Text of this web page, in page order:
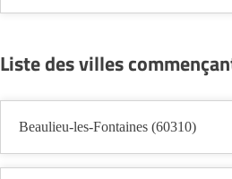
Liste des villes
Beaulieu-les-Fontaines (60310)